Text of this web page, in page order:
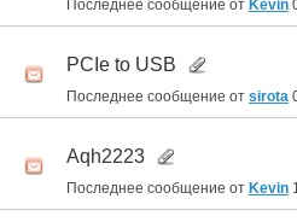
Последнее сообщение от Kevin
PCIe to USB
Последнее сообщение от sirota
Aqh2223
Последнее сообщение от Kevin